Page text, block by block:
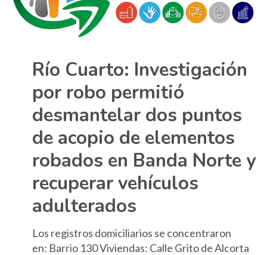
Río Cuarto: Investigación
por robo permitió
desmantelar dos puntos
de acopio de elementos
robados en Banda Norte y
recuperar vehículos
adulterados
Los registros domiciliarios se concentraron
en: Barrio 130 Viviendas: Calle Grito de Alcorta